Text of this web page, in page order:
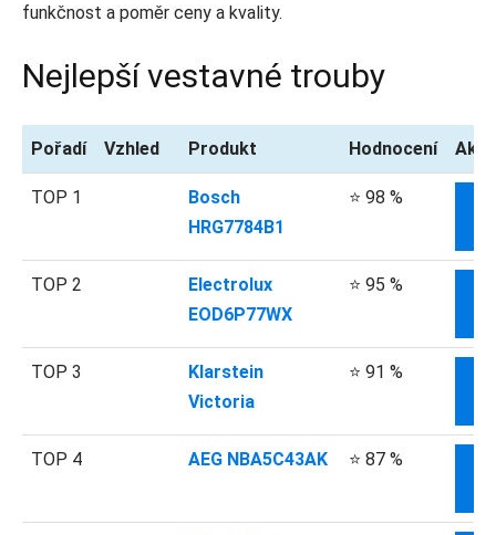
funkčnost a poměr ceny a kvality.
Nejlepší vestavné trouby
Pořadí Vzhled Produkt Hodnocení
TOP 1
Bosch
HRG7784B1
⭐ 98 %
TOP 2
Electrolux
EOD6P77WX
⭐ 95 %
TOP 3
Klarstein
Victoria
⭐ 91 %
TOP 4 AEG NBA5C43AK ⭐ 87 %